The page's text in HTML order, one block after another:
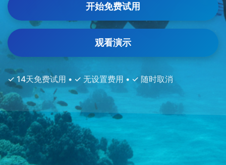
开始免费试用
观看演示
✓ 14天免费试用 • ✓ 无设置费用 • ✓ 随时取消